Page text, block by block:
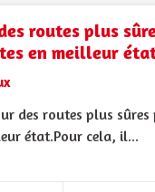
routes plus
en meilleur
des routes plus sûres
état.Pour cela, il...